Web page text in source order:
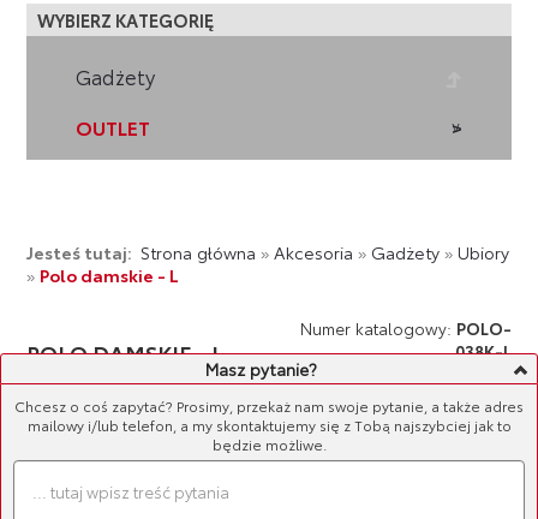
WYBIERZ KATEGORIĘ
Gadżety
OUTLET
Jesteś tutaj: Strona główna »Akcesoria » Gadżety» Ubiory
» Polo damskie - L
POLO DAMSKIE - L
Numer katalogowy: POLO-
038K-L
Masz pytanie?
Chcesz o coś zapytać? Prosimy, przekaż nam swoje pytanie, a także adres
mailowy i/lub telefon, a my skontaktujemy się z Tobą najszybciej jak to
będzie możliwe.